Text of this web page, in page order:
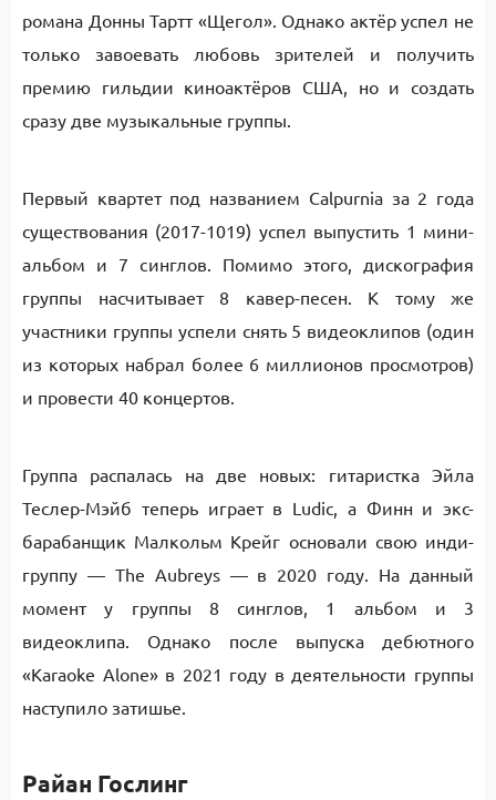
романа Донны Тартт «Щегол». Однако актёр успел не
только завоевать любовь зрителей и получить
премию гильдии киноактёров США, но и создать
сразу две музыкальные группы.
Первый квартет под названием Calpurnia за 2 года
существования (2017-1019) успел выпустить 1 мини-
альбом и 7 синглов. Помимо этого, дискография
группы насчитывает 8 кавер-песен. К тому же
участники группы успели снять 5 видеоклипов (один
из которых набрал более 6 миллионов просмотров)
и провести 40 концертов.
Группа распалась на две новых: гитаристка Эйла
Теслер-Мэйб теперь играет в Ludic, а Финн и экс-
барабанщик Малкольм Крейг основали свою инди-
группу — The Aubreys — в 2020 году. На данный
момент у группы 8 синглов, 1 альбом и 3
видеоклипа. Однако после выпуска дебютного
«Karaoke Alone» в 2021 году в деятельности группы
наступило затишье.
Райан Гослинг